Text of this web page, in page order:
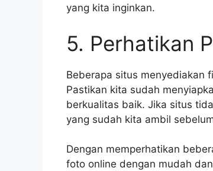
yang kita inginkan.
5. Perhatikan
Beberapa situs menyediakan
Pastikan kita sudah
berkualitas baik. Jika situs
yang sudah kita ambil
Dengan memperhatikan
foto online dengan mudah